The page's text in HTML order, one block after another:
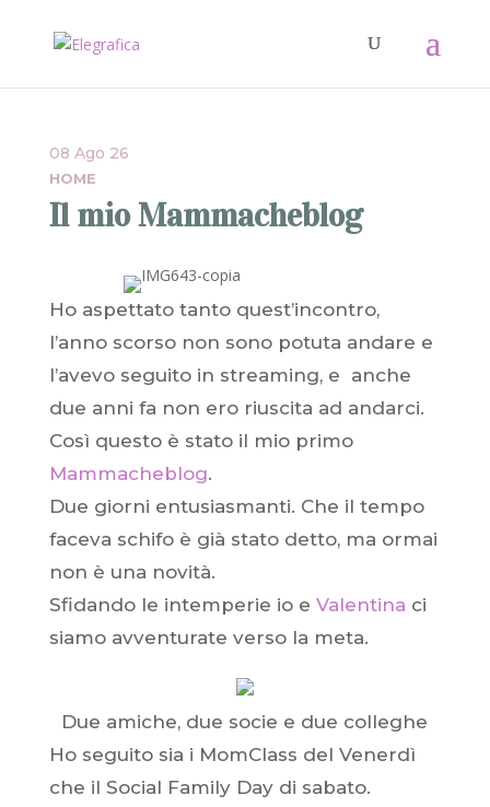
HOME
08 Ago 26
Il mio Mammacheblog
Ho aspettato tanto quest’incontro,
l’anno scorso non sono potuta andare e
l’avevo seguito in streaming, e anche
due anni fa non ero riuscita ad andarci.
Così questo è stato il mio primo
Mammacheblog.
Due giorni entusiasmanti. Che il tempo
faceva schifo è già stato detto, ma ormai
non è una novità.
Sfidando le intemperie io e Valentina ci
siamo avventurate verso la meta.
Due amiche, due socie e due colleghe
Ho seguito sia i MomClass del Venerdì
che il Social Family Day di sabato.